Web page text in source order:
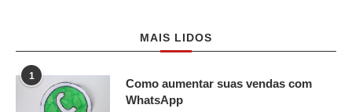
MAIS LIDOS
1
Como aumentar suas vendas com
WhatsApp